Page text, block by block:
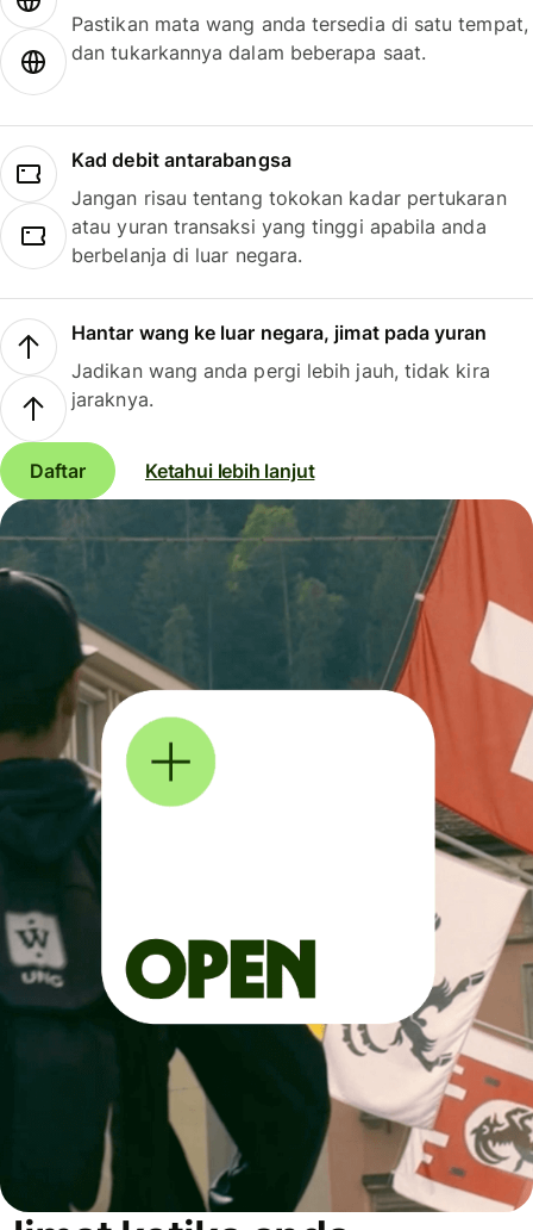
Pastikan mata wang anda tersedia di satu tempat,
dan tukarkannya dalam beberapa saat.
Kad debit antarabangsa
Jangan risau tentang tokokan kadar pertukaran
atau yuran transaksi yang tinggi apabila anda
berbelanja di luar negara.
Hantar wang ke luar negara, jimat pada yuran
Jadikan wang anda pergi lebih jauh, tidak kira
jaraknya.
Daftar Ketahui lebih lanjut